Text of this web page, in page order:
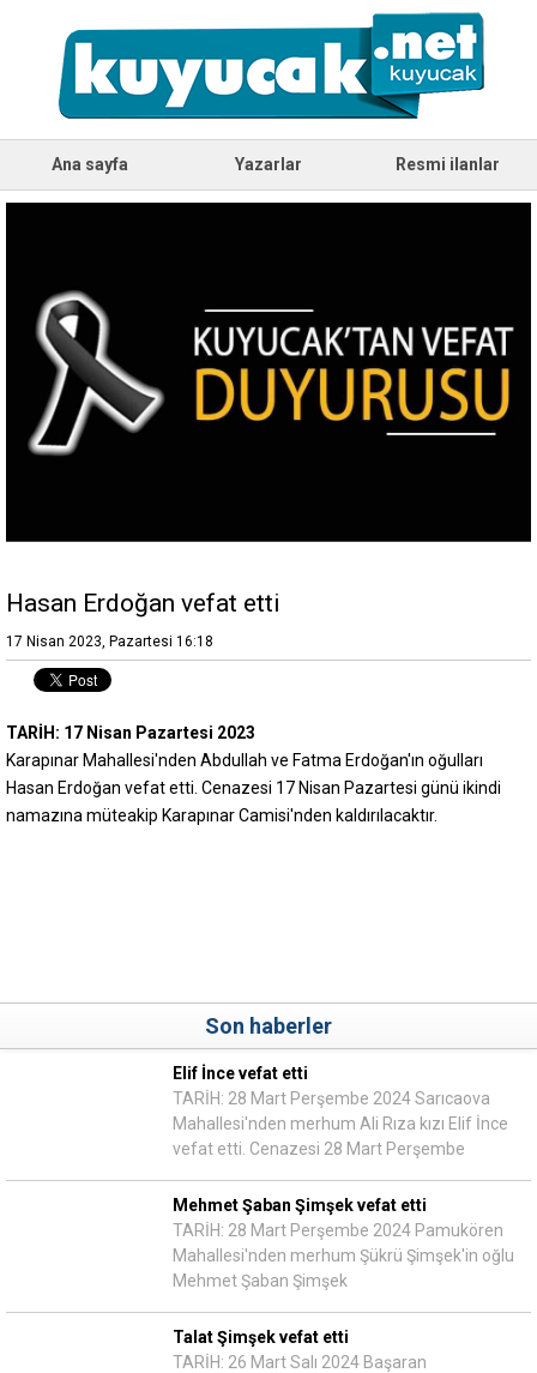
Ana sayfa Yazarlar Resmi ilanlar
Hasan Erdoğan vefat etti
17 Nisan 2023, Pazartesi 16:18
TARİH: 17 Nisan Pazartesi 2023
Karapınar Mahallesi'nden Abdullah ve Fatma Erdoğan'ın oğulları
Hasan Erdoğan vefat etti. Cenazesi 17 Nisan Pazartesi günü ikindi
namazına müteakip Karapınar Camisi'nden kaldırılacaktır.
Son haberler
Elif İnce vefat etti
TARİH: 28 Mart Perşembe 2024 Sarıcaova
Mahallesi'nden merhum Ali Rıza kızı Elif İnce
vefat etti. Cenazesi 28 Mart Perşembe
Mehmet Şaban Şimşek vefat etti
TARİH: 28 Mart Perşembe 2024 Pamukören
Mahallesi'nden merhum Şükrü Şimşek'in oğlu
Mehmet Şaban Şimşek
Talat Şimşek vefat etti
TARİH: 26 Mart Salı 2024 Başaran